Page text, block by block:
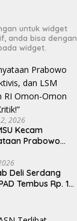
untuk widget
anda bisa dengan
widget.
2026
Kecam
Prabowo
dan LSM “Londo
“Presiden RI
Omon Demokrasi
Deli Serdang
Tembus Rp. 1
TA 2025